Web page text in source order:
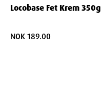
Locobase Fet Krem 350g
NOK 189.00